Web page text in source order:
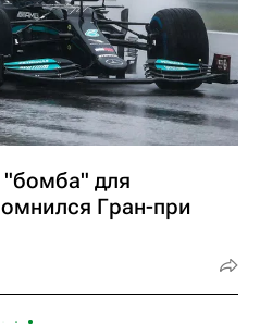
"бомба" для
Гран-при